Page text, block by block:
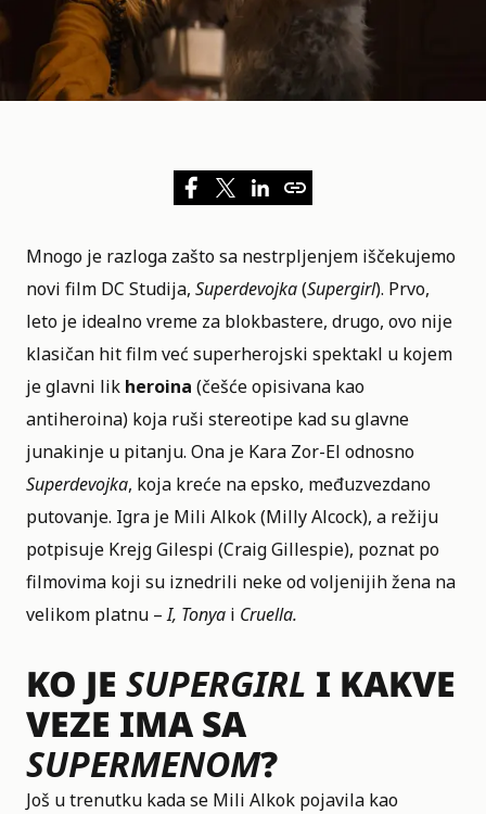
Mnogo je razloga zašto sa nestrpljenjem iščekujemo
novi film DC Studija, Superdevojka(Supergirl). Prvo,
leto je idealno vreme za blokbastere, drugo, ovo nije
klasičan hit film već superherojski spektakl u kojem
je glavni lik heroina (češće opisivana kao
antiheroina) koja ruši stereotipe kad su glavne
junakinje u pitanju. Ona je Kara Zor-El odnosno
Superdevojka, koja kreće na epsko, međuzvezdano
putovanje. Igra je Mili Alkok (Milly Alcock), a režiju
potpisuje Krejg Gilespi (Craig Gillespie), poznat po
filmovima koji su iznedrili neke od voljenijih žena na
velikom platnu –I, Tonya i Cruella.
KO JE SUPERGIRL I KAKVE
VEZE IMA SA
SUPERMENOM?
Još u trenutku kada se Mili Alkok pojavila kao